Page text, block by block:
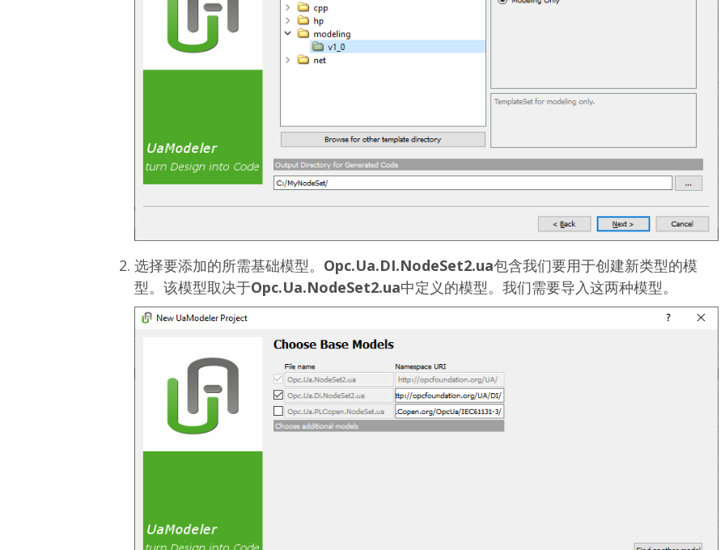
选择要添加的所需基础模型。 Opc.Ua.DI.NodeSet2.ua包含我们要用于创建新类型的模
型。该模型取决于Opc.Ua.NodeSet2.ua中定义的模型。我们需要导入这两种模型。